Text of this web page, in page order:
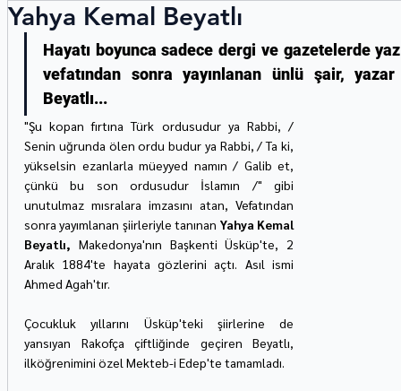
Yahya Kemal Beyatlı
Hayatı boyunca sadece dergi ve gazetelerde
vefatından sonra yayınlanan ünlü şair,
Beyatlı...
"Şu kopan fırtına Türk ordusudur ya Rabbi, /
Senin uğrunda ölen ordu budur ya Rabbi, / Ta ki,
yükselsin ezanlarla müeyyed namın / Galib et,
çünkü bu son ordusudur İslamın /" gibi
unutulmaz mısralara imzasını atan, Vefatından
sonra yayımlanan şiirleriyle tanınan Yahya Kemal
Beyatlı, Makedonya'nın Başkenti Üsküp'te, 2
Aralık 1884'te hayata gözlerini açtı. Asıl ismi
Ahmed Agah'tır.
Çocukluk yıllarını Üsküp'teki şiirlerine de
yansıyan Rakofça çiftliğinde geçiren Beyatlı,
ilköğrenimini özel Mekteb-i Edep'te tamamladı.